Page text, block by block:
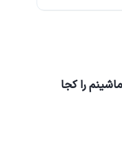
را کجا